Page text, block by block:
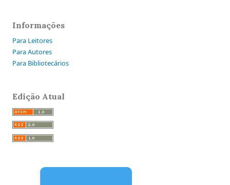
Informações
Para Leitores
Para Autores
Para Bibliotecários
Edição Atual